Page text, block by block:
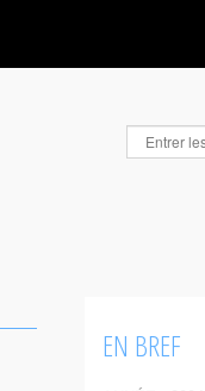
EN BREF